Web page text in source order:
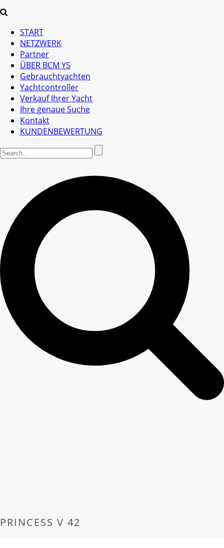
START
NETZWERK
Partner
ÜBER BCM YS
Gebrauchtyachten
Yachtcontroller
Verkauf Ihrer Yacht
Ihre genaue Suche
Kontakt
KUNDENBEWERTUNG
PRINCESS V 42